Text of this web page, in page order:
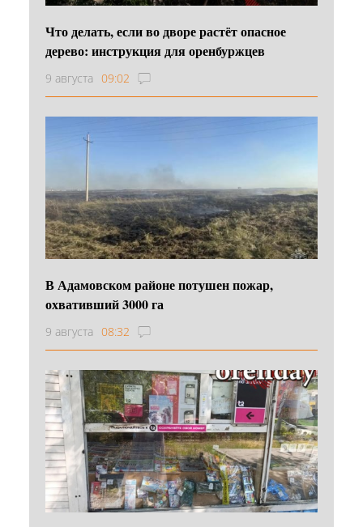
Что делать, если во дворе растёт опасное
дерево: инструкция для оренбуржцев
9 августа 09:02
В Адамовском районе потушен пожар,
охвативший 3000 га
9 августа 08:32